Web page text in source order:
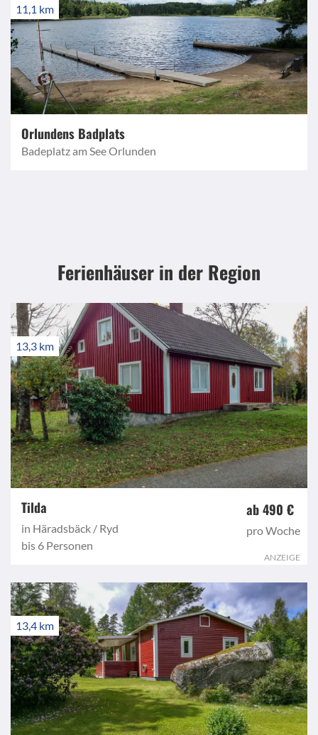
11,1 km
Orlundens Badplats
Badeplatz am See Orlunden
Ferienhäuser in der Region
13,3 km
Tilda
in Häradsbäck / Ryd
bis 6 Personen
ab 490 €
pro Woche
ANZEIGE
13,4 km